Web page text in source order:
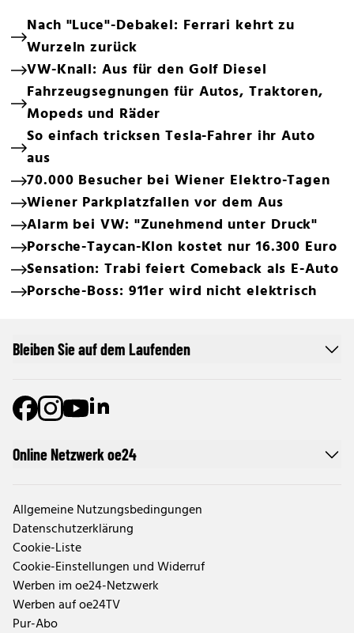
Nach "Luce"-Debakel: Ferrari kehrt zu
Wurzeln zurück
VW-Knall: Aus für den Golf Diesel
Fahrzeugsegnungen für Autos, Traktoren,
Mopeds und Räder
So einfach tricksen Tesla-Fahrer ihr Auto
aus
70.000 Besucher bei Wiener Elektro-Tagen
Wiener Parkplatzfallen vor dem Aus
Alarm bei VW: "Zunehmend unter Druck"
Porsche-Taycan-Klon kostet nur 16.300 Euro
Sensation: Trabi feiert Comeback als E-Auto
Porsche-Boss: 911er wird nicht elektrisch
Online Netzwerk oe24
Allgemeine Nutzungsbedingungen
Datenschutzerklärung
Cookie-Liste
Cookie-Einstellungen und Widerruf
Werben im oe24-Netzwerk
Werben auf oe24TV
Pur-Abo
Bleiben Sie auf dem Laufenden